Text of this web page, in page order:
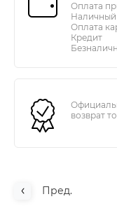
Оплата
Наличный
Оплата
Кредит
возврат
Пред.